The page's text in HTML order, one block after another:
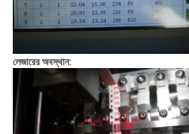
লেজারের অবস্থান: